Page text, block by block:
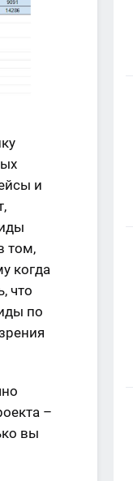
и
том,
когда
что
по
–
вы